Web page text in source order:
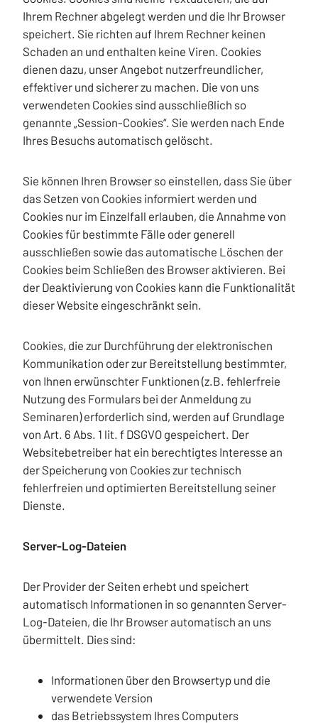
Ihrem Rechner abgelegt werden und die Ihr Browser
speichert. Sie richten auf Ihrem Rechner keinen
Schaden an und enthalten keine Viren. Cookies
dienen dazu, unser Angebot nutzerfreundlicher,
effektiver und sicherer zu machen. Die von uns
verwendeten Cookies sind ausschließlich so
genannte „Session-Cookies“. Sie werden nach Ende
Ihres Besuchs automatisch gelöscht.
Sie können Ihren Browser so einstellen, dass Sie über
das Setzen von Cookies informiert werden und
Cookies nur im Einzelfall erlauben, die Annahme von
Cookies für bestimmte Fälle oder generell
ausschließen sowie das automatische Löschen der
Cookies beim Schließen des Browser aktivieren. Bei
der Deaktivierung von Cookies kann die Funktionalität
dieser Website eingeschränkt sein.
Cookies, die zur Durchführung der elektronischen
Kommunikation oder zur Bereitstellung bestimmter,
von Ihnen erwünschter Funktionen (z.B. fehlerfreie
Nutzung des Formulars bei der Anmeldung zu
Seminaren) erforderlich sind, werden auf Grundlage
von Art. 6 Abs. 1 lit. f DSGVO gespeichert. Der
Websitebetreiber hat ein berechtigtes Interesse an
der Speicherung von Cookies zur technisch
fehlerfreien und optimierten Bereitstellung seiner
Dienste.
Server-Log-Dateien
Der Provider der Seiten erhebt und speichert
automatisch Informationen in so genannten Server-
Log-Dateien, die Ihr Browser automatisch an uns
übermittelt. Dies sind:
Informationen über den Browsertyp und die
verwendete Version
das Betriebssystem Ihres Computers